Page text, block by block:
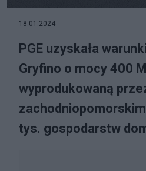
18.01.2024
PGE uzyskała
Gryfino o mocy 400
wyprodukowaną
tys. gospodarstw